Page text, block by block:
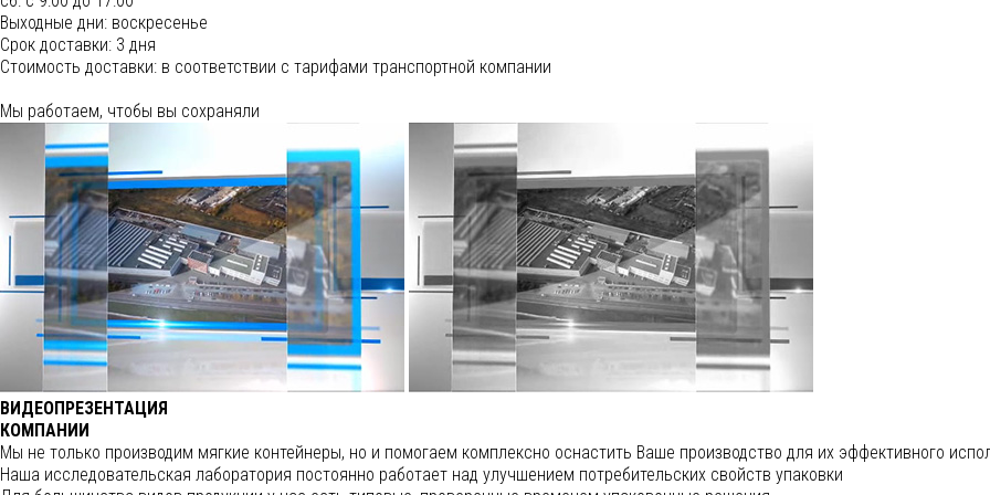
Выходные дни: воскресенье
Срок доставки: 3 дня
Cтоимость доставки: в соответствии с тарифами транспортной компании
Мы работаем, чтобы вы сохраняли
ВИДЕОПРЕЗЕНТАЦИЯ
КОМПАНИИ
Мы не только производим мягкие контейнеры, но и помогаем комплексно оснастить Ваше производство для их эффективного
Наша исследовательская лаборатория постоянно работает над улучшением потребительских свойств упаковки